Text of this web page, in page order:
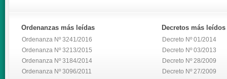
Ordenanzas más leídas
Ordenanza Nº 3241/2016
Ordenanza Nº 3213/2015
Ordenanza Nº 3184/2014
Ordenanza Nº 3096/2011
Decretos más leídos
Decreto Nº 01/2014
Decreto Nº 03/2013
Decreto Nº 28/2009
Decreto Nº 27/2009